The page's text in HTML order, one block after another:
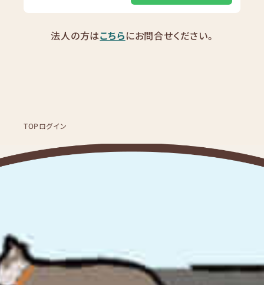
法人の方はこちらにお問合せください。
TOPログイン